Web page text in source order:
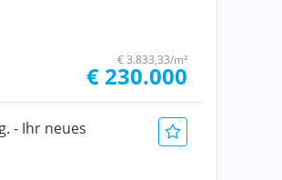
€ 3.833,33/m²
€ 230.000
- Ihr neues